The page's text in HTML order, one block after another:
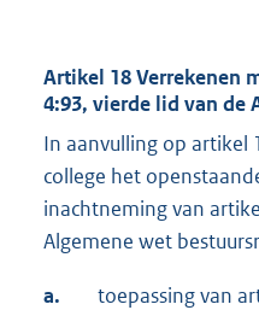
Artikel 18 Verrekenen
4:93, vierde lid van de
In aanvulling op artikel
college het
inachtneming van
Algemene wet
a.
toepassing van